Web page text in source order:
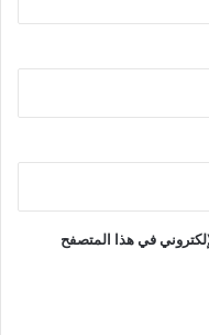
في هذا المتصفح